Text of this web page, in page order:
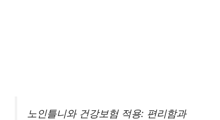
노인틀니와 건강보험 적용: 편리함과